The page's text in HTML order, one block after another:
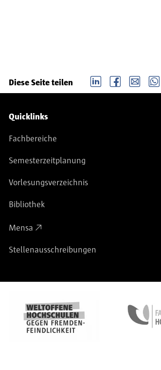
Diese Seite teilen LinkedIn Facebook email Whatsapp
Service-Navigation
Quicklinks
Fachbereiche
Semesterzeitplanung
Vorlesungsverzeichnis
Bibliothek
Mensa
Stellenausschreibungen